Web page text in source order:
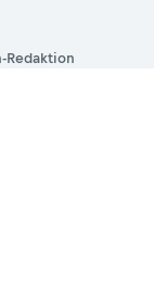
Redaktion